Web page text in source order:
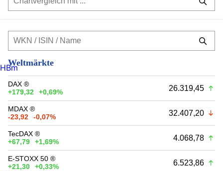
Weltmärkte
DAX ®
+179,32
+0,69% 26.319,45
MDAX ®
-23,92
-0,07% 32.407,20
TecDAX ®
+67,79
+1,69% 4.068,78
E-STOXX 50 ®
+21,30
+0,33% 6.523,86
HBm